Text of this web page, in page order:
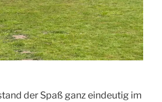
der Spaß ganz eindeutig im